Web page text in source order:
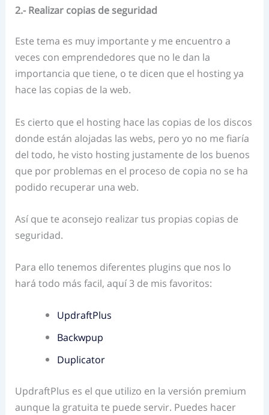
2.- Realizar copias de seguridad
Este tema es muy importante y me encuentro a
veces con emprendedores que no le dan la
importancia que tiene, o te dicen que el hosting ya
hace las copias de la web.
Es cierto que el hosting hace las copias de los discos
donde están alojadas las webs, pero yo no me fiaría
del todo, he visto hosting justamente de los buenos
que por problemas en el proceso de copia no se ha
podido recuperar una web.
Así que te aconsejo realizar tus propias copias de
seguridad.
Para ello tenemos diferentes plugins que nos lo
hará todo más facil, aquí 3 de mis favoritos:
UpdraftPlus
Backwpup
Duplicator
UpdraftPlus es el que utilizo en la versión premium
aunque la gratuita te puede servir. Puedes hacer